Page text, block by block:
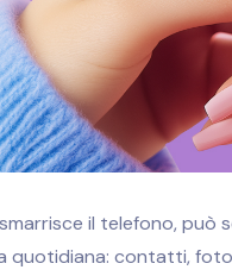
il telefono, può
quotidiana: contatti,